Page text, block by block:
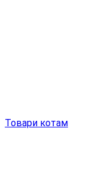
Товари котам